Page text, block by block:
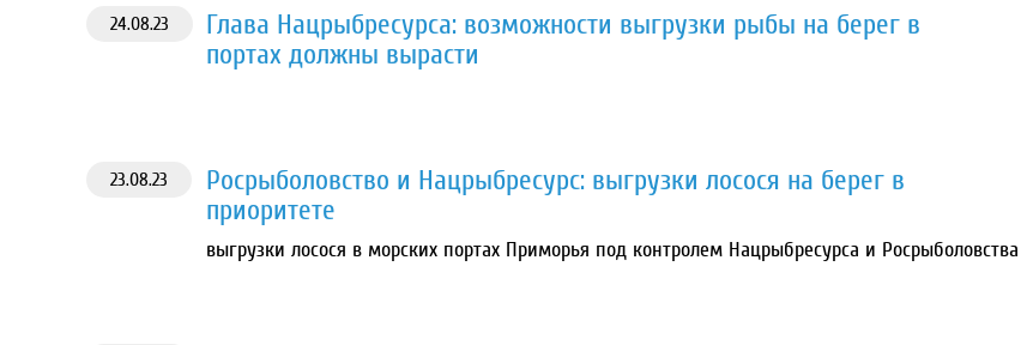
24.08.23
Глава Нацрыбресурса: возможности выгрузки рыбы на берег в
портах должны вырасти
23.08.23
Росрыболовство и Нацрыбресурс: выгрузки лосося на берег в
приоритете
выгрузки лосося в морских портах Приморья под контролем Нацрыбресурса и Росрыболовства